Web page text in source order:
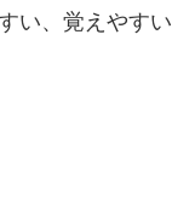
い、覚えやすい